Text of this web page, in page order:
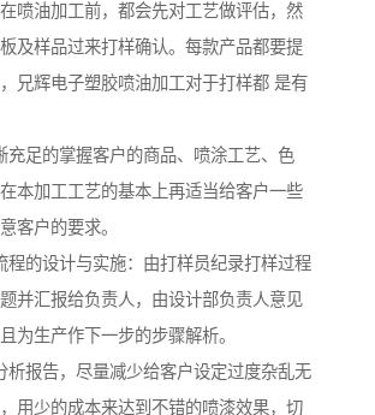
喷油加工前，都会先对工艺做评估，然
及样品过来打样确认。每款产品都要提
兄辉电子塑胶喷油加工对于打样都 是有
足的掌握客户的商品、喷涂工艺、色
本加工工艺的基本上再适当给客户一些
客户的要求。
的设计与实施：由打样员纪录打样过程
并汇报给负责人，由设计部负责人意见
为生产作下一步的步骤解析。
报告，尽量减少给客户设定过度杂乱无
用少的成本来达到不错的喷漆效果，切